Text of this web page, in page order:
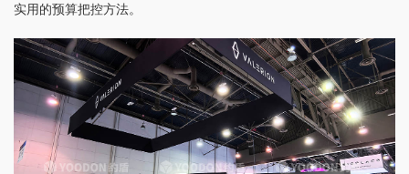
实用的预算把控方法。